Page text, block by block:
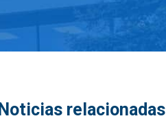
Noticias relacionadas